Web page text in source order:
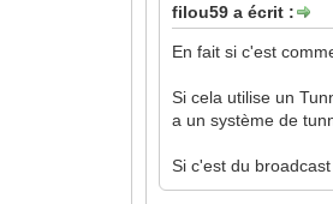
filou59 a écrit :
En fait si c'est
Si cela utilise un
a un système de
Si c'est du